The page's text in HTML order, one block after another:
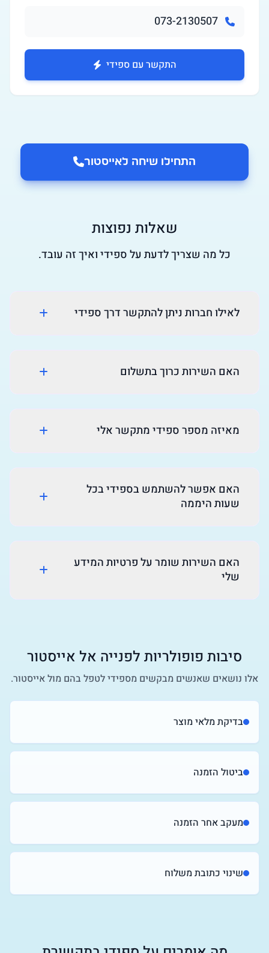
073-2130507
התקשר עם ספידי
התחילו שיחה לאייסטור
שאלות נפוצות
כל מה שצריך לדעת על ספידי ואיך זה עובד.
לאילו חברות ניתן להתקשר דרך ספידי
האם השירות כרוך בתשלום
מאיזה מספר ספידי מתקשר אלי
האם אפשר להשתמש בספידי בכל
שעות היממה
האם השירות שומר על פרטיות המידע
שלי
סיבות פופולריות לפנייה אל אייסטור
אלו נושאים שאנשים מבקשים מספידי לטפל בהם מולאייסטור.
בדיקת מלאי מוצר
ביטול הזמנה
מעקב אחר הזמנה
שינוי כתובת משלוח